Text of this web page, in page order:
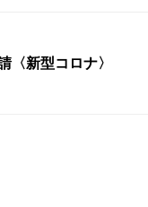
〈新型コロナ〉